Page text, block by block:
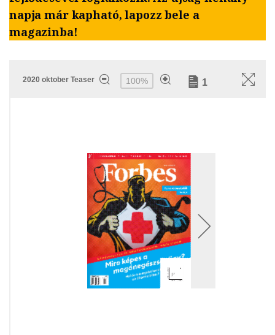
napja már kapható, lapozz bele a
magazinba!